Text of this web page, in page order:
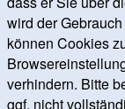
wird der
können Cookies
verhindern. Bitte
ggf. nicht